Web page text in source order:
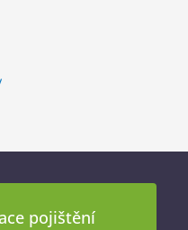
pojištění